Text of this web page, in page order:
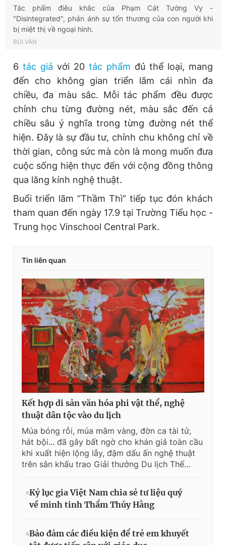
Tác phẩm điêu khắc của Phạm Cát Tường Vy -
"Disintegrated", phản ánh sự tổn thương của con người khi
bị miệt thị về ngoại hình.
BÙI VÂN
6 tác giả với 20 tác phẩm đủ thể loại, mang
đến cho không gian triển lãm cái nhìn đa
chiều, đa màu sắc. Mỗi tác phẩm đều được
chỉnh chu từng đường nét, màu sắc đến cả
chiều sâu ý nghĩa trong từng đường nét thể
hiện. Đây là sự đầu tư, chỉnh chu không chỉ về
thời gian, công sức mà còn là mong muốn đưa
cuộc sống hiện thực đến với cộng đồng thông
qua lăng kính nghệ thuật.
Buổi triển lãm “Thầm Thì” tiếp tục đón khách
tham quan đến ngày 17.9 tại Trường Tiểu học -
Trung học Vinschool Central Park.
Tin liên quan
Kết hợp di sản văn hóa phi vật thể, nghệ
thuật dân tộc vào du lịch
Múa bóng rỗi, múa mâm vàng, đờn ca tài tử,
hát bội... đã gây bất ngờ cho khán giả toàn cầu
khi xuất hiện lộng lẫy, đậm dấu ấn nghệ thuật
trên sân khấu trao Giải thưởng Du lịch Thế...
Kỷ lục gia Việt Nam chia sẻ tư liệu quý
về minh tinh Thẩm Thúy Hằng
Bảo đảm các điều kiện để trẻ em khuyết